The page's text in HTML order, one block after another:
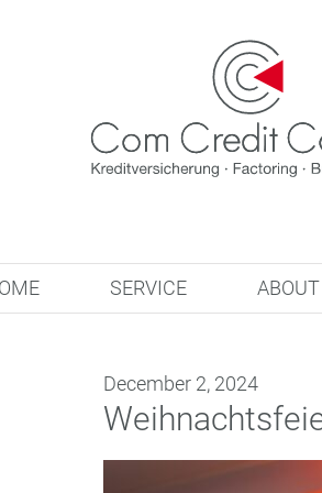
SERVICE
December 2, 2024